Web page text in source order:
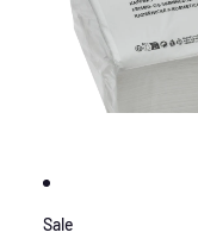
Sale